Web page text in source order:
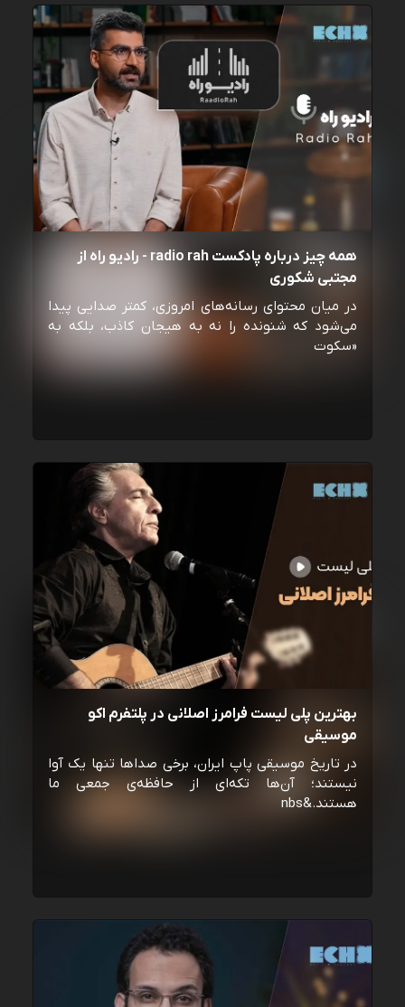
همه چیز درباره پادکست radio rah - رادیو راه از
مجتبی شکوری
در میان محتوای رسانه‌های امروزی، کمتر صدایی پیدا
می‌شود که شنونده را نه به هیجان کاذب، بلکه به
«سکوت
بهترین پلی لیست فرامرز اصلانی در پلتفرم اکو
موسیقی
در تاریخ موسیقی پاپ ایران، برخی صداها تنها یک آوا
نیستند؛ آن‌ها تکه‌ای از حافظه‌ی جمعی ما
هستند.&nbs